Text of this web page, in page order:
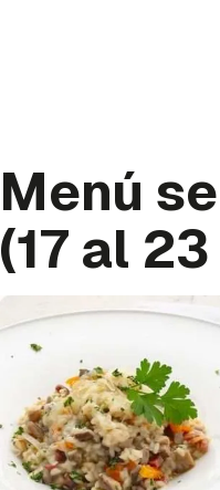
Menú
(17 al